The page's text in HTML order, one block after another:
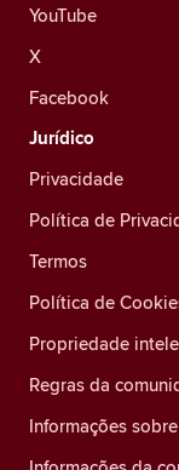
YouTube
X
Facebook
Jurídico
Privacidade
Política de
Termos
Política de
Propriedade
Regras da
Informações